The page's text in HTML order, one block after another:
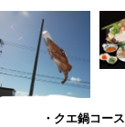
・クエ鍋コース